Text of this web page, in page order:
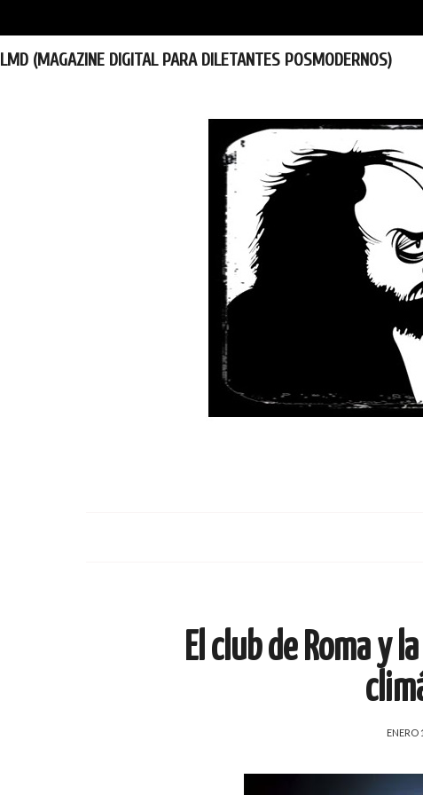
LMD (MAGAZINE DIGITAL PARA DILETANTES POSMODERNOS)
El club de Roma y
ENERO